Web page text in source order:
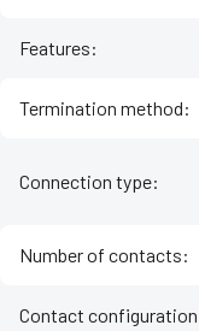
Features:
Termination method:
Connection type:
Number of contacts:
Contact configuration